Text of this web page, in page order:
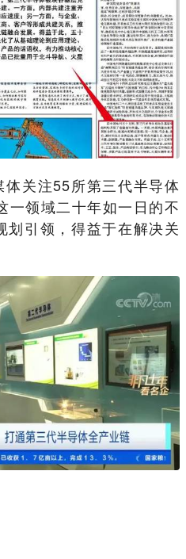
体关注55所第三代半导体
一领域二十年如一日的不
划引领，得益于在解决关